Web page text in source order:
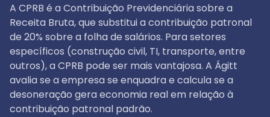
A CPRB é a Contribuição Previdenciária sobre a
Receita Bruta, que substitui a contribuição patronal
de 20% sobre a folha de salários. Para setores
específicos (construção civil, TI, transporte, entre
outros), a CPRB pode ser mais vantajosa. A Ágitt
avalia se a empresa se enquadra e calcula se a
desoneração gera economia real em relação à
contribuição patronal padrão.